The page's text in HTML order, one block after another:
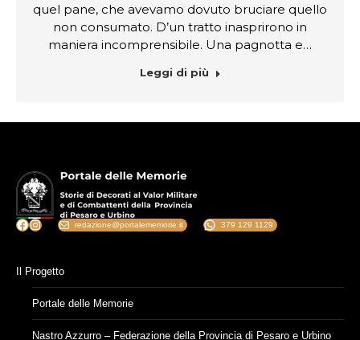
quel pane, che avevamo dovuto bruciare quello
non consumato. D’un tratto inasprirono in
maniera incomprensibile. Una pagnotta e…
Leggi di più
Facebook
Instagramredazione@portalememorie.it 379 129 1129
Il Progetto
Portale delle Memorie
Nastro Azzurro – Federazione della Provincia di Pesaro e Urbino